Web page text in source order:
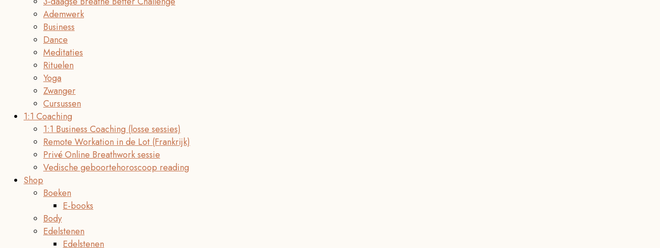
Ademwerk
Business
Dance
Meditaties
Rituelen
Yoga
Zwanger
Cursussen
1:1 Coaching
1:1 Business Coaching (losse sessies)
Remote Workation in de Lot (Frankrijk)
Privé Online Breathwork sessie
Vedische geboortehoroscoop reading
Shop
Boeken
E-books
Body
Edelstenen
Edelstenen